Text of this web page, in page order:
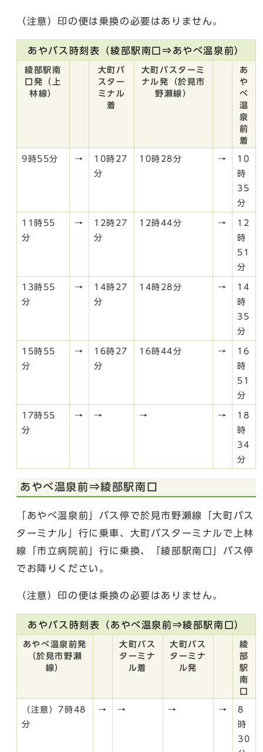
（注意）印の便は乗換の必要はありません。
あやバス時刻表（綾部駅南口⇒あやべ温泉前）
綾部駅南
口発（上
林線）
大町バ
スター
ミナル
着
大町バスターミ
ナル発（於見市
野瀬線）
あ
や
べ
温
泉
前
着
9時55分 →
10時27
分
10時28分 →
10
時
35
分
11時55
分
→
12時27
分
12時44分 →
12
時
51
分
13時55
分
→
14時27
分
14時28分 →
14
時
35
分
15時55
分
→
16時27
分
16時44分 →
16
時
51
分
17時55
分
→ → → →
18
時
34
分
あやべ温泉前⇒綾部駅南口
「あやべ温泉前」バス停で於見市野瀬線「大町バス
ターミナル」行に乗車、大町バスターミナルで上林
線「市立病院前」行に乗換、「綾部駅南口」バス停
でお降りください。
（注意）印の便は乗換の必要はありません。
あやバス時刻表（あやべ温泉前⇒綾部駅南口）
あやべ温泉前発
（於見市野瀬
線）
大町バス
ターミナ
ル着
大町バス
ターミナ
ル発
綾
部
駅
南
口
（注意）7時48
分
→ → → →
8
時
30